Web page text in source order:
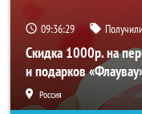
09:36:26
Скидка 1000р. на
и подарков
Россия